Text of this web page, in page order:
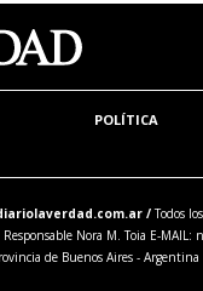
POLÍTICA
/Todos
Nora M. Toia E-MAIL:
de Buenos Aires - Argentina